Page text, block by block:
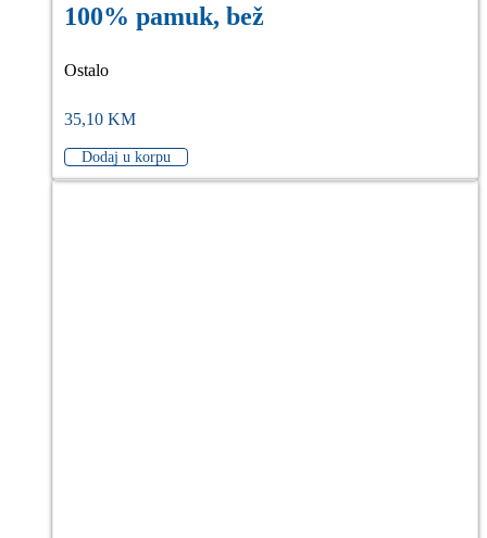
100% pamuk, bež
Ostalo
35,10 KM
Dodaj u korpu